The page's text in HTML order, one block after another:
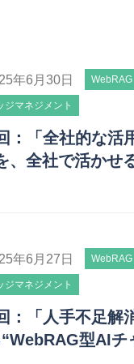
年6月30日 WebRAG
ジマネジメント
：「全社的な活
、全社で活かせ
年6月27日 WebRAG
ジマネジメント
：「人手不足解
型AIチ